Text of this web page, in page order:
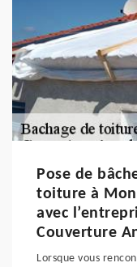
Pose de
toiture à
avec
Couverture
Lorsque vous